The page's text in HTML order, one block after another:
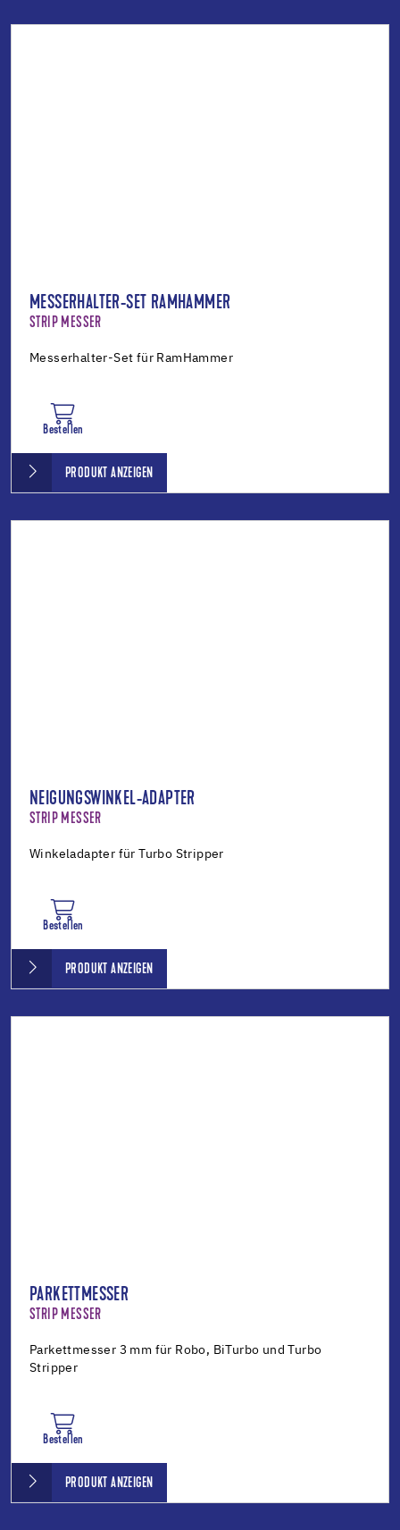
MESSERHALTER-SET RAMHAMMER
STRIP MESSER
Messerhalter-Set für RamHammer
Bestellen
PRODUKT ANZEIGEN
NEIGUNGSWINKEL-ADAPTER
STRIP MESSER
Winkeladapter für Turbo Stripper
Bestellen
PRODUKT ANZEIGEN
PARKETTMESSER
STRIP MESSER
Parkettmesser 3 mm für Robo, BiTurbo und Turbo
Stripper
Bestellen
PRODUKT ANZEIGEN